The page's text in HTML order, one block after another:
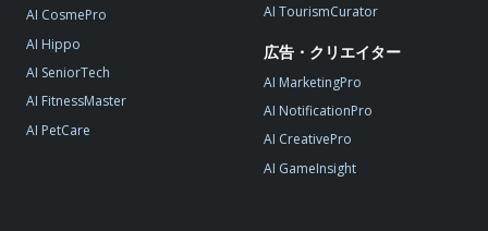
AI CosmePro
AI Hippo
AI SeniorTech
AI FitnessMaster
AI PetCare
AI TourismCurator
広告・クリエイター
AI MarketingPro
AI NotificationPro
AI CreativePro
AI GameInsight